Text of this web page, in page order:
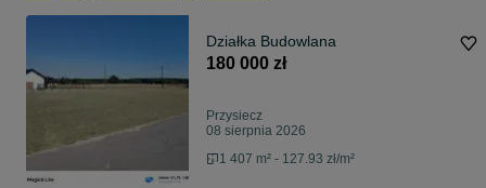
Działka Budowlana
180 000 zł
Przysiecz
08 sierpnia 2026
1 407 m² - 127.93 zł/m²